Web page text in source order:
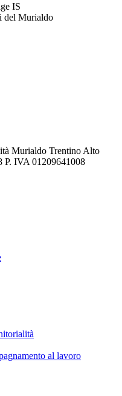
IS
del Murialdo
Murialdo Trentino Alto
P. IVA 01209641008
al lavoro